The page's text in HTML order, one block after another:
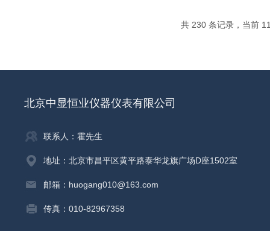
共 230 条记录，当前
北京中显恒业仪器仪表有限公司
联系人：霍先生
地址：北京市昌平区黄平路泰华龙旗广场D座1502室
邮箱：huogang010@163.com
传真：010-82967358